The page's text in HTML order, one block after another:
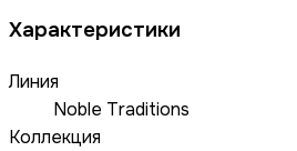
Характеристики
Линия
Noble Traditions
Коллекция